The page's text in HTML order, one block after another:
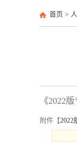
首页 >
《2022
附件【2022